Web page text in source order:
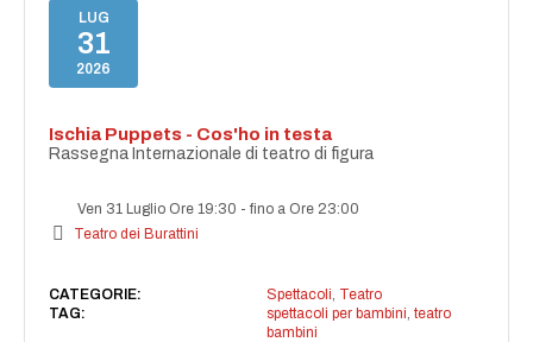
LUG
31
2026
Ischia Puppets - Cos'ho in testa
Rassegna Internazionale di teatro di figura
Ven 31 Luglio Ore 19:30 -fino a Ore 23:00
Teatro dei Burattini
CATEGORIE: Spettacoli Teatro
TAG:
spettacoli per bambini teatro
bambini